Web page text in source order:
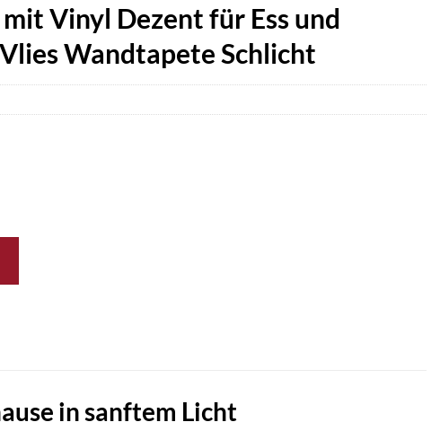
Vinyl Dezent für Ess und
Wandtapete Schlicht
in sanftem Licht